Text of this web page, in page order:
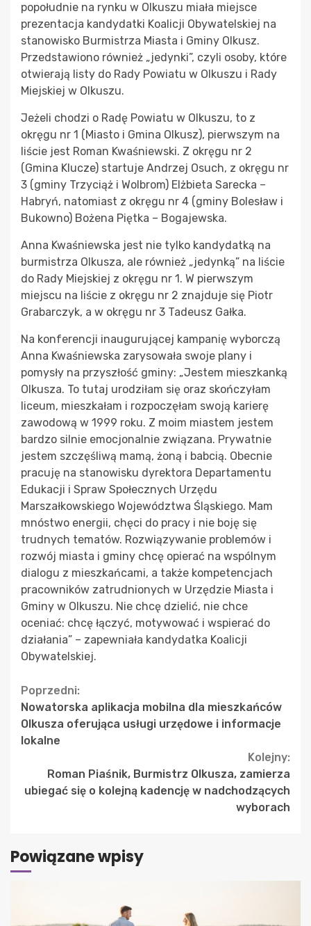
popołudnie na rynku w Olkuszu miała miejsce
prezentacja kandydatki Koalicji Obywatelskiej na
stanowisko Burmistrza Miasta i Gminy Olkusz.
Przedstawiono również „jedynki”, czyli osoby, które
otwierają listy do Rady Powiatu w Olkuszu i Rady
Miejskiej w Olkuszu.
Jeżeli chodzi o Radę Powiatu w Olkuszu, to z
okręgu nr 1 (Miasto i Gmina Olkusz), pierwszym na
liście jest Roman Kwaśniewski. Z okręgu nr 2
(Gmina Klucze) startuje Andrzej Osuch, z okręgu nr
3 (gminy Trzyciąż i Wolbrom) Elżbieta Sarecka –
Habryń, natomiast z okręgu nr 4 (gminy Bolesław i
Bukowno) Bożena Piętka – Bogajewska.
Anna Kwaśniewska jest nie tylko kandydatką na
burmistrza Olkusza, ale również „jedynką” na liście
do Rady Miejskiej z okręgu nr 1. W pierwszym
miejscu na liście z okręgu nr 2 znajduje się Piotr
Grabarczyk, a w okręgu nr 3 Tadeusz Gałka.
Na konferencji inaugurującej kampanię wyborczą
Anna Kwaśniewska zarysowała swoje plany i
pomysły na przyszłość gminy: „Jestem mieszkanką
Olkusza. To tutaj urodziłam się oraz skończyłam
liceum, mieszkałam i rozpoczęłam swoją karierę
zawodową w 1999 roku. Z moim miastem jestem
bardzo silnie emocjonalnie związana. Prywatnie
jestem szczęśliwą mamą, żoną i babcią. Obecnie
pracuję na stanowisku dyrektora Departamentu
Edukacji i Spraw Społecznych Urzędu
Marszałkowskiego Województwa Śląskiego. Mam
mnóstwo energii, chęci do pracy i nie boję się
trudnych tematów. Rozwiązywanie problemów i
rozwój miasta i gminy chcę opierać na wspólnym
dialogu z mieszkańcami, a także kompetencjach
pracowników zatrudnionych w Urzędzie Miasta i
Gminy w Olkuszu. Nie chcę dzielić, nie chce
oceniać: chcę łączyć, motywować i wspierać do
działania” – zapewniała kandydatka Koalicji
Obywatelskiej.
Continue
Reading
Poprzedni:
Nowatorska aplikacja mobilna dla mieszkańców
Olkusza oferująca usługi urzędowe i informacje
lokalne
Kolejny:
Roman Piaśnik, Burmistrz Olkusza, zamierza
ubiegać się o kolejną kadencję w nadchodzących
wyborach
Powiązane wpisy